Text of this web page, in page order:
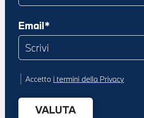
Email*
Accetto i termini della Privacy